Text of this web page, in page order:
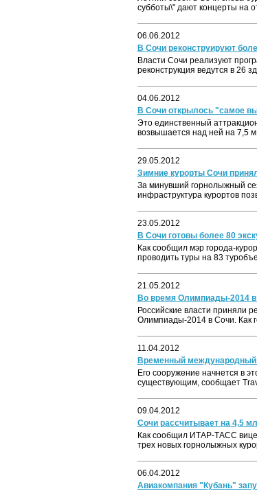
субботы\" дают концерты на
06.06.2012
В Сочи реконструируют
Власти Сочи реализуют
реконструкция ведутся в 26
04.06.2012
В Сочи открылось "самое
Это единственный
возвышается над ней на 7,5
29.05.2012
Зимние курорты Сочи
За минувший горнолыжный
инфраструктура курортов
23.05.2012
В Сочи готовы более 80
Как сообщил мэр города-
проводить туры на 83
21.05.2012
Во время Олимпиады-2014 в
Российские власти приняли
Олимпиады-2014 в Сочи. Как
11.04.2012
Временный международный
Его сооружение начнется в
существующим, сообщает
09.04.2012
Сочи рассчитывает на 4,5
Как сообщил ИТАР-ТАСС
трех новых горнолыжных
06.04.2012
Авиакомпания "Кубань"